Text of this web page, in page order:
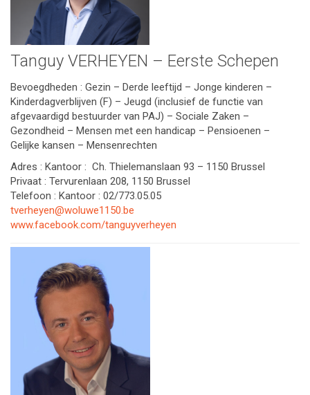
Tanguy VERHEYEN – Eerste Schepen
Bevoegdheden : Gezin – Derde leeftijd – Jonge kinderen –
Kinderdagverblijven (F) – Jeugd (inclusief de functie van
afgevaardigd bestuurder van PAJ) – Sociale Zaken –
Gezondheid – Mensen met een handicap – Pensioenen –
Gelijke kansen – Mensenrechten
Adres : Kantoor : Ch. Thielemanslaan 93 – 1150 Brussel
Privaat : Tervurenlaan 208, 1150 Brussel
Telefoon : Kantoor : 02/773.05.05
tverheyen@woluwe1150.be
www.facebook.com/tanguyverheyen